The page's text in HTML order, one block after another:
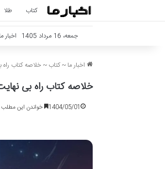
کتاب طلا
جمعه، 16 مرداد 1405 اخبار ما
اخبار ما ~ کتاب ~ خلاصه کتاب
خلاصه کتاب راه بی
1404/05/01 خواندن این مطلب 10 دقیقه زمان